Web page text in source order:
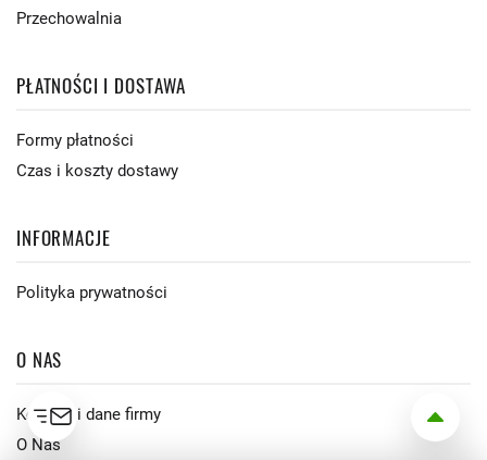
Przechowalnia
PŁATNOŚCI I DOSTAWA
Formy płatności
Czas i koszty dostawy
INFORMACJE
Polityka prywatności
O NAS
Kontakt i dane firmy
O Nas